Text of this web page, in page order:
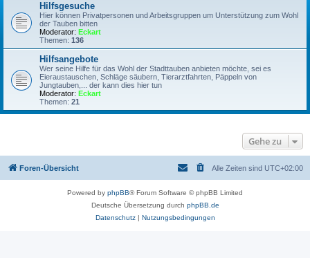
Hilfsgesuche
Hier können Privatpersonen und Arbeitsgruppen um Unterstützung zum Wohl
der Tauben bitten
Moderator: Eckart
Themen: 136
Hilfsangebote
Wer seine Hilfe für das Wohl der Stadttauben anbieten möchte, sei es
Eieraustauschen, Schläge säubern, Tierarztfahrten, Päppeln von
Jungtauben,... der kann dies hier tun
Moderator: Eckart
Themen: 21
Gehe zu
Foren-Übersicht Alle Zeiten sind UTC+02:00
Powered by phpBB® Forum Software © phpBB Limited
Deutsche Übersetzung durch phpBB.de
Datenschutz| Nutzungsbedingungen